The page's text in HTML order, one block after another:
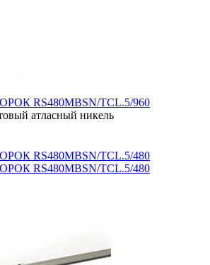
RS480MBSN/TCL.5/960
атласный никель
RS480MBSN/TCL.5/480
RS480MBSN/TCL.5/480